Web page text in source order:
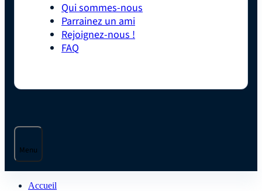
Qui sommes-nous
Parrainez un ami
Rejoignez-nous !
FAQ
Menu
Accueil